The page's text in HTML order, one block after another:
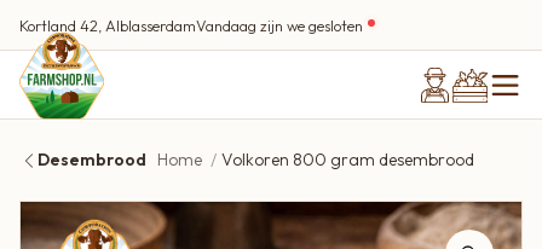
Kortland 42, AlblasserdamVandaag zijn we gesloten
Desembrood Home Volkoren 800 gram desembrood